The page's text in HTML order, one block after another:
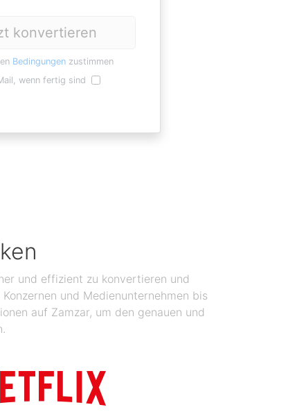
konvertieren
Bedingungen zustimmen
wenn fertig sind
und effizient zu konvertieren und
und Medienunternehmen bis
auf Zamzar, um den genauen und